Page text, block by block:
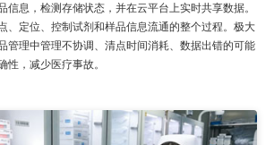
信息，检测存储状态，并在云平台上实时共享数据。
、定位、控制试剂和样品信息流通的整个过程。极大
管理中管理不协调、清点时间消耗、数据出错的可能
性，减少医疗事故。